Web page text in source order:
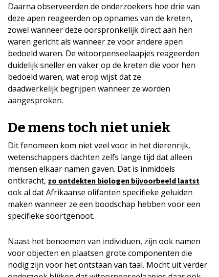
Daarna observeerden de onderzoekers hoe drie van
deze apen reageerden op opnames van de kreten,
zowel wanneer deze oorspronkelijk direct aan hen
waren gericht als wanneer ze voor andere apen
bedoeld waren. De witoorpenseelaapjes reageerden
duidelijk sneller en vaker op de kreten die voor hen
bedoeld waren, wat erop wijst dat ze
daadwerkelijk begrijpen wanneer ze worden
aangesproken.
De mens toch niet uniek
Dit fenomeen kom niet veel voor in het dierenrijk,
wetenschappers dachten zelfs lange tijd dat alleen
mensen elkaar namen gaven. Dat is inmiddels
ontkracht, zo ontdekten biologen bijvoorbeeld laatst
ook al dat Afrikaanse olifanten specifieke geluiden
maken wanneer ze een boodschap hebben voor een
specifieke soortgenoot.
Naast het benoemen van individuen, zijn ook namen
voor objecten en plaatsen grote componenten die
nodig zijn voor het ontstaan van taal. Mocht uit verder